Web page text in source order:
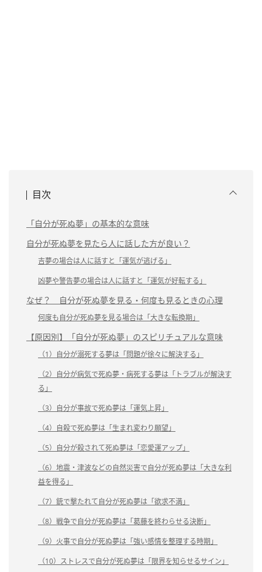
目次
「自分が死ぬ夢」の基本的な意味
自分が死ぬ夢を見たら人に話した方が良い？
吉夢の場合は人に話すと「運気が逃げる」
凶夢や警告夢の場合は人に話すと「運気が好転する」
なぜ？ 自分が死ぬ夢を見る・何度も見るときの心理
何度も自分が死ぬ夢を見る場合は「大きな転換期」
【原因別】「自分が死ぬ夢」のスピリチュアルな意味
（1）自分が溺死する夢は「問題が徐々に解決する」
（2）自分が病気で死ぬ夢・病死する夢は「トラブルが解決す
る」
（3）自分が事故で死ぬ夢は「運気上昇」
（4）自殺で死ぬ夢は「生まれ変わり願望」
（5）自分が殺されて死ぬ夢は「恋愛運アップ」
（6）地震・津波などの自然災害で自分が死ぬ夢は「大きな利
益を得る」
（7）銃で撃たれて自分が死ぬ夢は「欲求不満」
（8）戦争で自分が死ぬ夢は「葛藤を終わらせる決断」
（9）火事で自分が死ぬ夢は「強い感情を整理する時期」
（10）ストレスで自分が死ぬ夢は「限界を知らせるサイン」